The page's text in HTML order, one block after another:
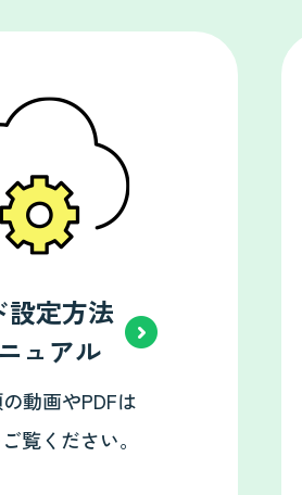
設定方法
ュアル
動画やPDFは
覧ください。